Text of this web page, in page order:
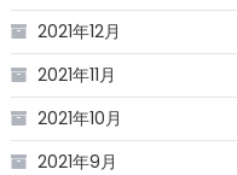
2021年12月
2021年11月
2021年10月
2021年9月